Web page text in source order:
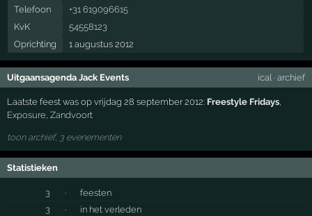
Telefoon
+31 619096615
KvK
54558123
Oprichting
1 augustus 2012
Uitgaansagenda Jack Events ical· archief
Laatste feest was op vrijdag 28 september 2012: Freestyle Fridays
Exposure ,Zandvoort
toon archief, 3 evenementen
Statistieken
3 ·
feesten
3
·
in het verleden